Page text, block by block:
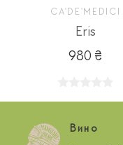
CA'DE'MEDICI
Eris
980 ₴
Вино